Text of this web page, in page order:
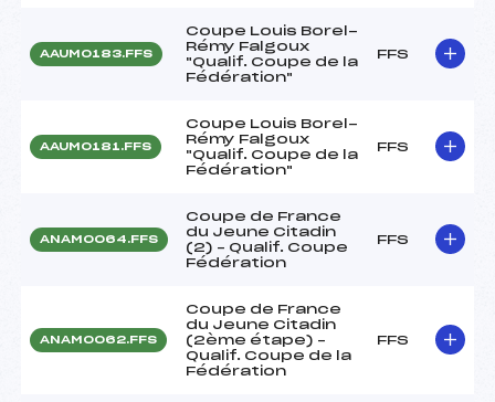
AAUM0183.FFS
Coupe Louis Borel-
Rémy Falgoux
"Qualif. Coupe de la
Fédération"
FFS
AAUM0181.FFS
Coupe Louis Borel-
Rémy Falgoux
"Qualif. Coupe de la
Fédération"
FFS
ANAM0064.FFS
Coupe de France
du Jeune Citadin
(2) – Qualif. Coupe
Fédération
FFS
ANAM0062.FFS
Coupe de France
du Jeune Citadin
(2ème étape) –
Qualif. Coupe de la
Fédération
FFS